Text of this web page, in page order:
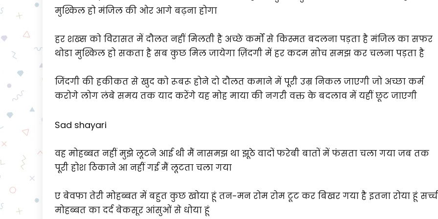
मुश्किल हो मंजिल की ओर आगे बढ़ना होगा
हर शख्स को विरासत में दौलत नहीं मिलती है अच्छे कर्मों से किस्मत बदलना पड़ता है मंजिल का सफर
थोडा मुश्किल हो सकता है सब कुछ मिल जायेगा ज़िंदगी में हर कदम सोच समझ कर चलना पड़ता है
जिंदगी की हकीकत से खुद को रूबरू होने दो दौलत कमाने में पूरी उम्र निकल जाएगी जो अच्छा कर्म
करोगे लोग‍ लंबे समय तक याद करेंगे यह मोह माया की नगरी वक्त के बदलाव में यहीं छूट जाएगी
Sad shayari
वह मोहब्बत नहीं मुझे लूटने आई थी मैं नासमझ था झूठे वादों फरेबी बातों में फंसता चला गया जब तक
पूरी होश ठिकाने आ नहीं गई मैं लूटता चला गया
ए बेवफा तेरी मोहब्बत में बहुत कुछ खोया हूं तन-मन रोम रोम टूट कर बिखर गया है इतना रोया हूं
मोहब्बत का दर्द बेकसूर आंसुओं से धोया हूं